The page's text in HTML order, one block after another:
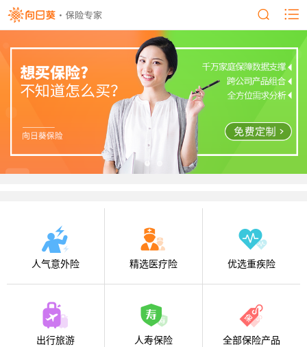
人气意外险 精选医疗险 优选重疾险
出行旅游 人寿保险 全部保险产品